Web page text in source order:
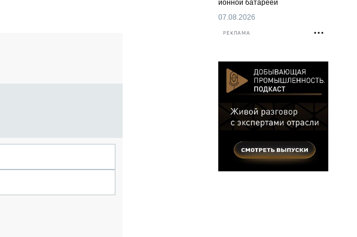
ионной батареей
07.08.2026
РЕКЛАМА